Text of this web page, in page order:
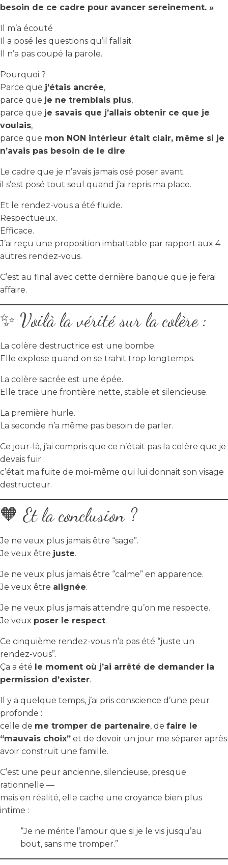
besoin de ce cadre pour avancer sereinement. »
Il m’a écouté
Il a posé les questions qu’il fallait
Il n’a pas coupé la parole.
Pourquoi ?
Parce que j’étais ancrée,
parce que je ne tremblais plus,
parce que je savais que j’allais obtenir ce que je
voulais,
parce que mon NON intérieur était clair, même si je
n’avais pas besoin de le dire.
Le cadre que je n’avais jamais osé poser avant…
il s’est posé tout seul quand j’ai repris ma place.
Et le rendez-vous a été fluide.
Respectueux.
Efficace.
J’ai reçu une proposition imbattable par rapport aux 4
autres rendez-vous.
C’est au final avec cette dernière banque que je ferai
affaire.
✨ Voilà la vérité sur la colère :
La colère destructrice est une bombe.
Elle explose quand on se trahit trop longtemps.
La colère sacrée est une épée.
Elle trace une frontière nette, stable et silencieuse.
La première hurle.
La seconde n’a même pas besoin de parler.
Ce jour-là, j’ai compris que ce n’était pas la colère que je
devais fuir :
c’était ma fuite de moi-même qui lui donnait son visage
destructeur.
🧡 Et la conclusion ?
Je ne veux plus jamais être “sage”.
Je veux être juste.
Je ne veux plus jamais être “calme” en apparence.
Je veux être alignée.
Je ne veux plus jamais attendre qu’on me respecte.
Je veux poser le respect.
Ce cinquième rendez-vous n’a pas été “juste un
rendez-vous”.
Ça a été le moment où j’ai arrêté de demander la
permission d’exister.
Il y a quelque temps, j’ai pris conscience d’une peur
profonde :
celle de me tromper de partenaire, de faire le
“mauvais choix” et de devoir un jour me séparer après
avoir construit une famille.
C’est une peur ancienne, silencieuse, presque
rationnelle —
mais en réalité, elle cache une croyance bien plus
intime :
“Je ne mérite l’amour que si je le vis jusqu’au
bout, sans me tromper.”